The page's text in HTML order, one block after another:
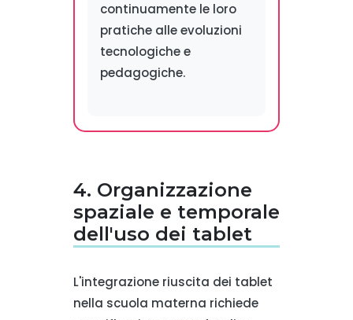
continuamente le loro
pratiche alle evoluzioni
tecnologiche e
pedagogiche.
4. Organizzazione
spaziale e temporale
dell'uso dei tablet
L'integrazione riuscita dei tablet
nella scuola materna richiede